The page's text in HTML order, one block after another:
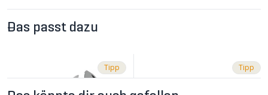
Das passt dazu
Tipp Tipp